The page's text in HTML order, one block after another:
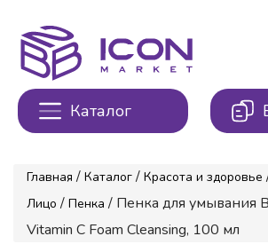
Каталог
Главная / Каталог / Красота и здоровье
Лицо / Пенка / Пенка для
Vitamin C Foam Cleansing, 100 мл